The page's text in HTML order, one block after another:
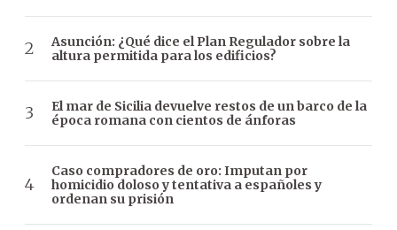
Asunción: ¿Qué dice el Plan Regulador sobre la
altura permitida para los edificios?
El mar de Sicilia devuelve restos de un barco de la
época romana con cientos de ánforas
Caso compradores de oro: Imputan por
homicidio doloso y tentativa a españoles y
ordenan su prisión